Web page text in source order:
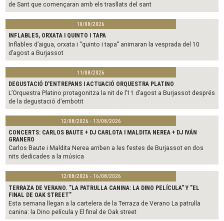
de Sant que començaran amb els trasllats del sant
10/08/2026
INFLABLES, ORXATA I QUINTO I TAPA
Inflables d’aigua, orxata i “quinto i tapa” animaran la vesprada del 10
d’agost a Burjassot
11/08/2026
DEGUSTACIÓ D'ENTREPANS I ACTUACIÓ ORQUESTRA PLATINO
L’Orquestra Platino protagonitza la nit de l’11 d’agost a Burjassot després
de la degustació d’embotit
12/08/2026 - 13/08/2026
CONCERTS: CARLOS BAUTE + DJ CARLOTA I MALDITA NEREA + DJ IVÁN
GRANERO
Carlos Baute i Maldita Nerea arriben a les festes de Burjassot en dos
nits dedicades a la música
12/08/2026 - 16/08/2026
TERRAZA DE VERANO. "LA PATRULLA CANINA: LA DINO PELÍCULA" Y "EL
FINAL DE OAK STREET"
Esta semana llegan a la cartelera de la Terraza de Verano La patrulla
canina: la Dino película y El final de Oak street